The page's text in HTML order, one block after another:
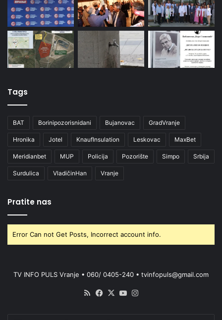
Tags
BAT Borinipozorisnidani Bujanovac GradVranje
Hronika Jotel KnaufInsulation Leskovac MaxBet
Meridianbet MUP Policija Pozorište Simpo Srbija
Surdulica VladičinHan Vranje
Pratite nas
Error Can not Get Posts, Incorrect account info.
TV INFO PULS Vranje • 060/ 0405-240 • tvinfopuls@gmail.com
RSS Facebook
X YouTube